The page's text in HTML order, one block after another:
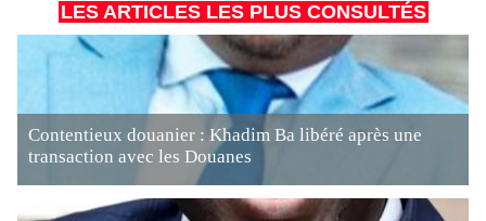
LES ARTICLES LES PLUS CONSULTÉS
Contentieux douanier : Khadim Ba libéré après une
transaction avec les Douanes